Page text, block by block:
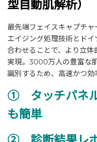
型自動肌解析）
最先端フェイスキャプチ
エイジング処理技術とド
合わせることで、より立
実現。3000万人の豊富な
識別するため、高速かつ効
① タッチパネ
も簡単